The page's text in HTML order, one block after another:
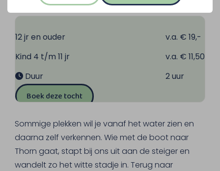
12 jr en ouder
v.a. € 19,-
Kind 4 t/m 11 jr
v.a. € 11,50
Duur
2 uur
Boek deze tocht
Sommige plekken wil je vanaf het water zien en
daarna zelf verkennen. Wie met de boot naar
Thorn gaat, stapt bij ons uit aan de steiger en
wandelt zo het witte stadje in. Terug naar